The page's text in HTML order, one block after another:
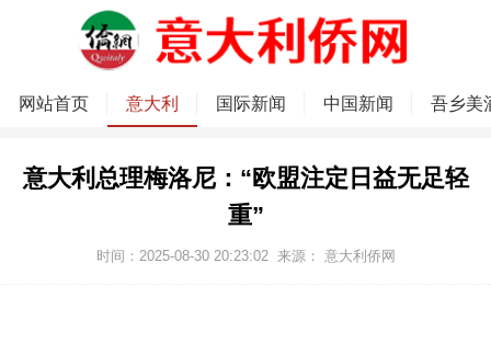
网站首页 意大利 国际新闻 中国新闻 吾乡美
意大利总理梅洛尼：“欧盟注定日益无足轻
重”
时间：2025-08-30 20:23:02 来源： 意大利侨网